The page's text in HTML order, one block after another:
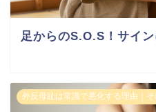
足からのS.O.S！サイ
外反母趾は常識で悪化する理由｜